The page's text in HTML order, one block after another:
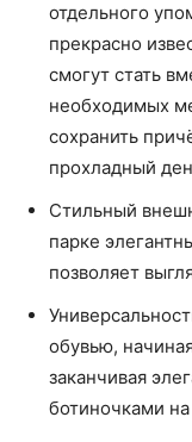
отдельного
прекрасно
смогут стать
необходимых
сохранить
прохладный
Стильный
парке
позволяет
обувью,
заканчивая
ботиночками